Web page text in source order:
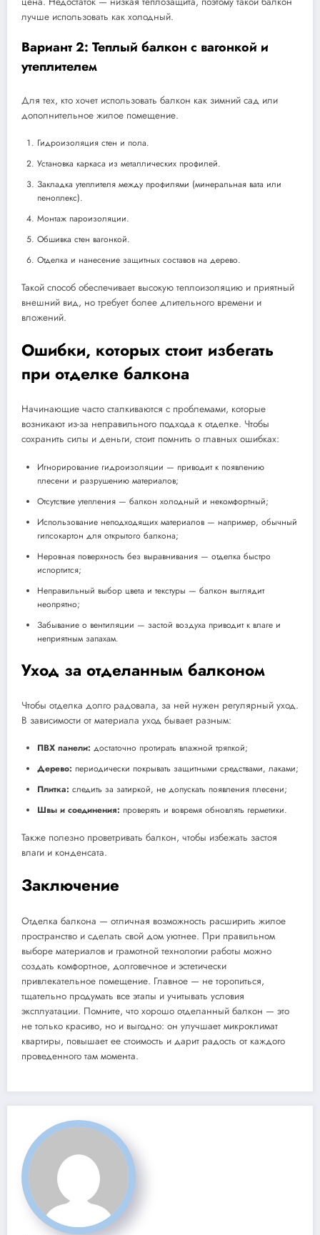
лучше использовать как холодный.
Вариант 2: Теплый балкон с вагонкой и
утеплителем
Для тех, кто хочет использовать балкон как зимний сад или
дополнительное жилое помещение.
Гидроизоляция стен и пола.
Установка каркаса из металлических профилей.
Закладка утеплителя между профилями (минеральная вата или
пеноплекс).
Монтаж пароизоляции.
Обшивка стен вагонкой.
Отделка и нанесение защитных составов на дерево.
Такой способ обеспечивает высокую теплоизоляцию и приятный
внешний вид, но требует более длительного времени и
вложений.
Ошибки, которых стоит избегать
при отделке балкона
Начинающие часто сталкиваются с проблемами, которые
возникают из-за неправильного подхода к отделке. Чтобы
сохранить силы и деньги, стоит помнить о главных ошибках:
Игнорирование гидроизоляции — приводит к появлению
плесени и разрушению материалов;
Отсутствие утепления — балкон холодный и некомфортный;
Использование неподходящих материалов — например, обычный
гипсокартон для открытого балкона;
Неровная поверхность без выравнивания — отделка быстро
испортится;
Неправильный выбор цвета и текстуры — балкон выглядит
неопрятно;
Забывание о вентиляции — застой воздуха приводит к влаге и
неприятным запахам.
Уход за отделанным балконом
Чтобы отделка долго радовала, за ней нужен регулярный уход.
В зависимости от материала уход бывает разным:
ПВХ панели: достаточно протирать влажной тряпкой;
Дерево: периодически покрывать защитными средствами, лаками;
Плитка: следить за затиркой, не допускать появления плесени;
Швы и соединения: проверять и вовремя обновлять герметики.
Также полезно проветривать балкон, чтобы избежать застоя
влаги и конденсата.
Заключение
Отделка балкона — отличная возможность расширить жилое
пространство и сделать свой дом уютнее. При правильном
выборе материалов и грамотной технологии работы можно
создать комфортное, долговечное и эстетически
привлекательное помещение. Главное — не торопиться,
тщательно продумать все этапы и учитывать условия
эксплуатации. Помните, что хорошо отделанный балкон — это
не только красиво, но и выгодно: он улучшает микроклимат
квартиры, повышает ее стоимость и дарит радость от каждого
проведенного там момента.